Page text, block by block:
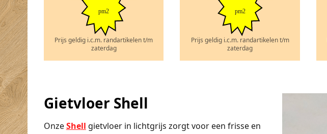
pm2
Prijs geldig i.c.m. randartikelen t/m
zaterdag
pm2
Prijs geldig i.c.m. randartikelen t/m
zaterdag
Gietvloer Shell
OnzeShell gietvloer in lichtgrijs zorgt voor een frisse en